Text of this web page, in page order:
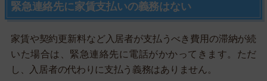
緊急連絡先に家賃支払いの義務はない
家賃や契約更新料など入居者が支払うべき費用の滞納が続
いた場合は、緊急連絡先に電話がかかってきます。ただ
し、入居者の代わりに支払う義務はありません。